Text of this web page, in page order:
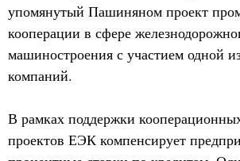
упомянутый Пашиняном проект
кооперации в сфере
машиностроения с участием одной
компаний.
В рамках поддержки
проектов ЕЭК компенсирует